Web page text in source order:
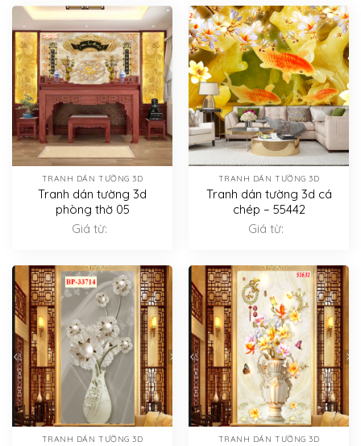
TRANH DÁN TƯỜNG 3D
Tranh dán tường 3d
phòng thờ 05
Giá từ:
TRANH DÁN TƯỜNG 3D
Tranh dán tường 3d cá
chép – 55442
Giá từ:
TRANH DÁN TƯỜNG 3D TRANH DÁN TƯỜNG 3D